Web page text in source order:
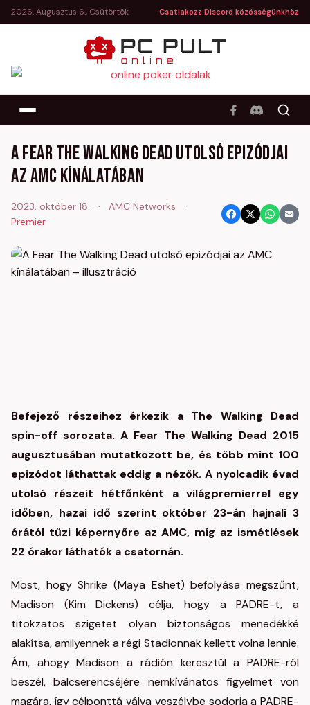
2026. Augusztus 6., Csütörtök Csatlakozz Discord közösségünkhöz
A Fear The Walking Dead utolsó epizódjai
az AMC kínálatában
2023. október 18. · AMC Networks
·
Premier
Befejező részeihez érkezik a The Walking Dead
spin-off sorozata. A Fear The Walking Dead 2015
augusztusában mutatkozott be, és több mint 100
epizódot láthattak eddig a nézők. A nyolcadik évad
utolsó részeit hétfőnként a világpremierrel egy
időben, hazai idő szerint október 23-án hajnali 3
órától tűzi képernyőre az AMC, míg az ismétlések
22 órakor láthatók a csatornán.
Most, hogy Shrike (Maya Eshet) befolyása megszűnt,
Madison (Kim Dickens) célja, hogy a PADRE-t, a
titokzatos szigetet olyan biztonságos menedékké
alakítsa, amilyennek a régi Stadionnak kellett volna lennie.
Ám, ahogy Madison a rádión keresztül a PADRE-ról
beszél, balcserencséjére nemkívánatos figyelmet von
magára, így célponttá válva veszélybe sodorja a PADRE-